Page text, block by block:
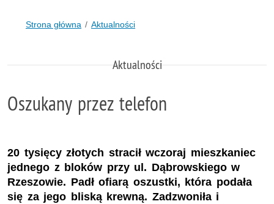
Strona główna Aktualności
Aktualności
Oszukany przez telefon
20 tysięcy złotych stracił wczoraj mieszkaniec
jednego z bloków przy ul. Dąbrowskiego w
Rzeszowie. Padł ofiarą oszustki, która podała
się za jego bliską krewną. Zadzwoniła i